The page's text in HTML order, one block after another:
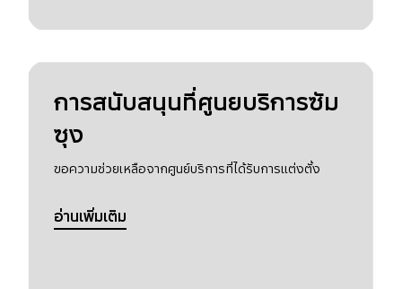
การสนับสนุนที่ศูนยบริการซัม
ซุง
ขอความช่วยเหลือจากศูนย์บริการที่ได้รับการแต่งตั้ง
อ่านเพิ่มเติม